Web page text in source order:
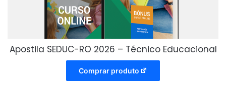
Apostila SEDUC-RO 2026 – Técnico Educacional
Comprar produto